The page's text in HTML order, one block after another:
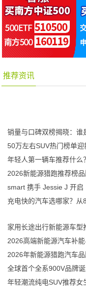
推荐资讯
销量与口碑双榜揭晓：谁
50万左右SUV热门榜单迎
年轻人第一辆车推荐什么
2026新能源猎跑推荐榜
smart 携手 Jessie J 开启
充电快的汽车选哪家？从
家用长途出行新能源车型
2026高端新能源汽车补
2026年新能源猎跑汽车
全球首个全系900V品牌
年轻潮流纯电SUV推荐女